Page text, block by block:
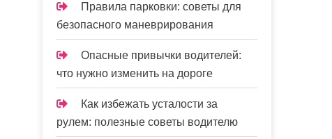
Правила парковки: советы для
безопасного маневрирования
Опасные привычки водителей:
что нужно изменить на дороге
Как избежать усталости за
рулем: полезные советы водителю